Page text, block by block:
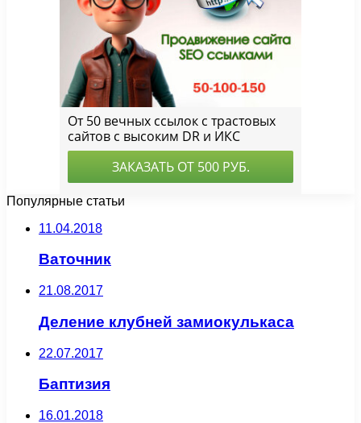
Популярные статьи
11.04.2018
Ваточник
21.08.2017
Деление клубней замиокулькаса
22.07.2017
Баптизия
16.01.2018